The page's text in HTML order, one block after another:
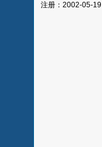
注册：2002-05-19